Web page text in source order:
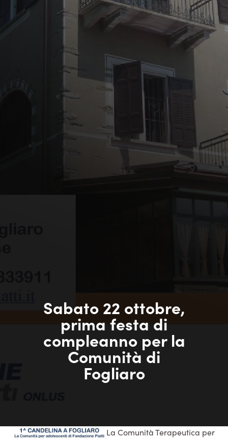
Sabato 22 ottobre,
prima festa di
compleanno per la
Comunità di
Fogliaro
La Comunità Terapeutica per